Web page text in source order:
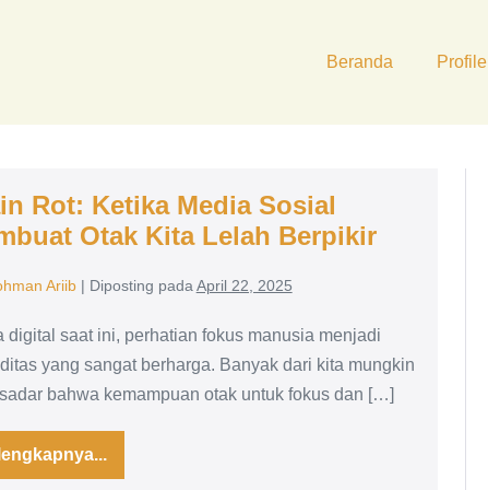
Beranda Profile
Rot: Ketika Media Sosial
Otak Kita Lelah Berpikir
Ariib| Diposting pada April 22, 2025
digital saat ini, perhatian fokus manusia menjadi
yang sangat berharga. Banyak dari kita mungkin
bahwa kemampuan otak untuk fokus dan […]
Brain
Rot: